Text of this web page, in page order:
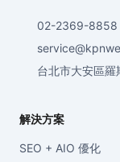
02-2369-8858
台北市大安區
解決方案
SEO + AIO 優化